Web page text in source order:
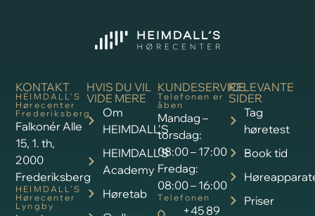
KONTAKT
HEIMDALL’S
Hørecenter
Frederiksberg
Falkonér Alle
15, 1. th,
2000
Frederiksberg
HEIMDALL’S
Hørecenter
Lyngby
RELEVANTE
SIDER
Tag
høretest
Book tid
Priser
HVIS DU VIL
VIDE MERE
Om
HEIMDALL’S
HEIMDALL’S
Academy
Høretab
KUNDESERVICE
Telefonen er
åben
Mandag –
torsdag:
08:00 – 17:00
Fredag:
08:00 – 16:00
Telefonen
+45 89